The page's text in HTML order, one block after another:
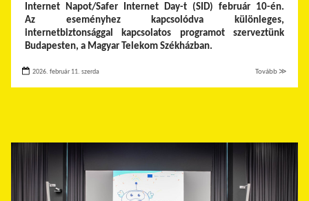
Internet Napot/Safer Internet Day-t (SID) február 10-én.
Az eseményhez kapcsolódva különleges,
internetbiztonsággal kapcsolatos programot szerveztünk
Budapesten, a Magyar Telekom Székházban.
2026. február 11. szerda Tovább ≫